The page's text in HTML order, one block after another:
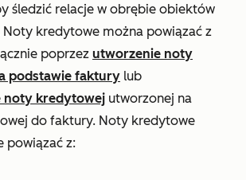
śledzić relacje w obrębie obiektów
kredytowe można powiązać z
poprzez utworzenie noty
podstawie faktury lub
noty kredytowej utworzonej na
do faktury. Noty kredytowe
powiązać z: